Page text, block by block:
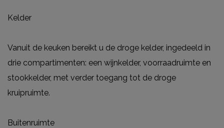
Kelder
Vanuit de keuken bereikt u de droge kelder, ingedeeld in
drie compartimenten: een wijnkelder, voorraadruimte en
stookkelder, met verder toegang tot de droge
kruipruimte.
Buitenruimte